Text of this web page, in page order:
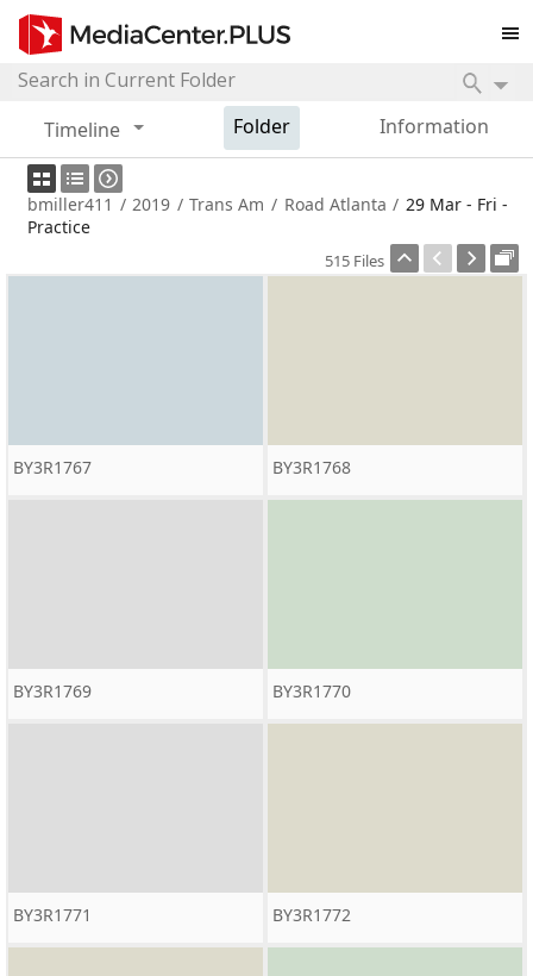
Timeline Folder Information
bmiller411 / 2019 / Trans Am / Road Atlanta / 29 Mar - Fri -
Practice
515 Files
BY3R1767 BY3R1768
BY3R1769 BY3R1770
BY3R1771 BY3R1772